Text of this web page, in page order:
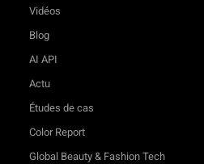
Vidéos
Blog
AI API
Actu
Études de cas
Color Report
Global Beauty & Fashion Tech